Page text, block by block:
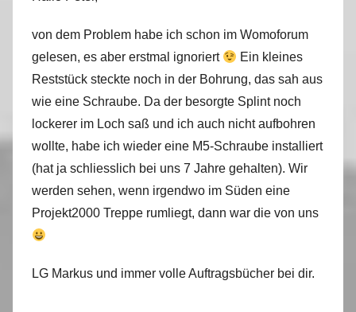
von dem Problem habe ich schon im Womoforum
gelesen, es aber erstmal ignoriert
Ein kleines
Reststück steckte noch in der Bohrung, das sah aus
wie eine Schraube. Da der besorgte Splint noch
lockerer im Loch saß und ich auch nicht aufbohren
wollte, habe ich wieder eine M5-Schraube installiert
(hat ja schliesslich bei uns 7 Jahre gehalten). Wir
werden sehen, wenn irgendwo im Süden eine
Projekt2000 Treppe rumliegt, dann war die von uns
LG Markus und immer volle Auftragsbücher bei dir.